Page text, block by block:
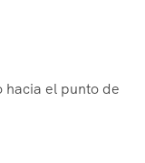
hacia el punto de